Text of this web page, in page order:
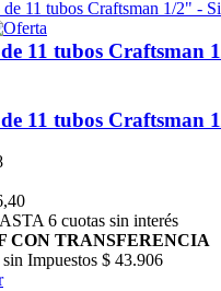
11 tubos Craftsman
11 tubos Craftsman
6 cuotas sin interés
CON TRANSFERENCIA
Impuestos $ 43.906